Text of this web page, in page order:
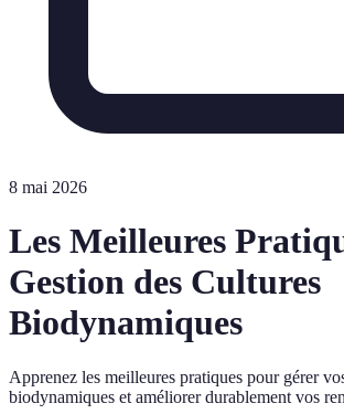
8 mai 2026
Les Meilleures
Gestion des Cultures
Biodynamiques
Apprenez les meilleures pratiques pour gérer
biodynamiques et améliorer durablement vos